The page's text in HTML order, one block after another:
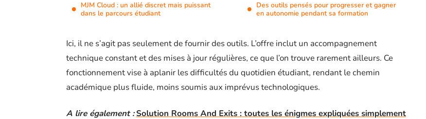
MJM Cloud : un allié discret mais puissant
dans le parcours étudiant
Des outils pensés pour progresser et gagner
en autonomie pendant sa formation
Ici, il ne s’agit pas seulement de fournir des outils. L’offre inclut un accompagnement
technique constant et des mises à jour régulières, ce que l’on trouve rarement ailleurs. Ce
fonctionnement vise à aplanir les difficultés du quotidien étudiant, rendant le chemin
académique plus fluide, moins soumis aux imprévus technologiques.
A lire également : Solution Rooms And Exits : toutes les énigmes expliquées simplement